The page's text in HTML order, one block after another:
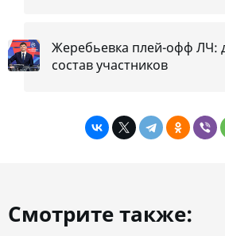
Жеребьевка плей-офф ЛЧ:
состав участников
Смотрите также: